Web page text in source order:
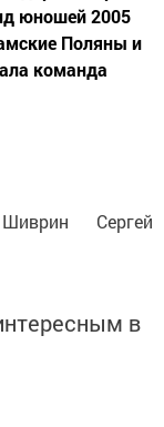
юношей 2005
Поляны и
команда
Сергей
в